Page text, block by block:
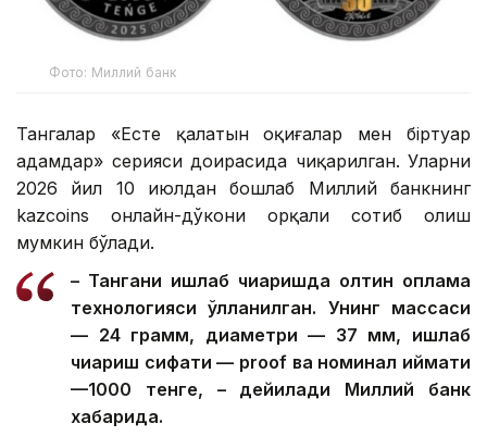
Фото: Миллий банк
Тангалар «Есте қалатын оқиғалар мен біртуар
адамдар» серияси доирасида чиқарилган. Уларни
2026 йил 10 июлдан бошлаб Миллий банкнинг
kazcoins онлайн-дўкони орқали сотиб олиш
мумкин бўлади.
– Тангани ишлаб чиқаришда олтин қоплама
технологияси қўлланилган. Унинг массаси
— 24 грамм, диаметри — 37 мм, ишлаб
чиқариш сифати — proof ва номинал қиймати
—1000 тенге, – дейилади Миллий банк
хабарида.